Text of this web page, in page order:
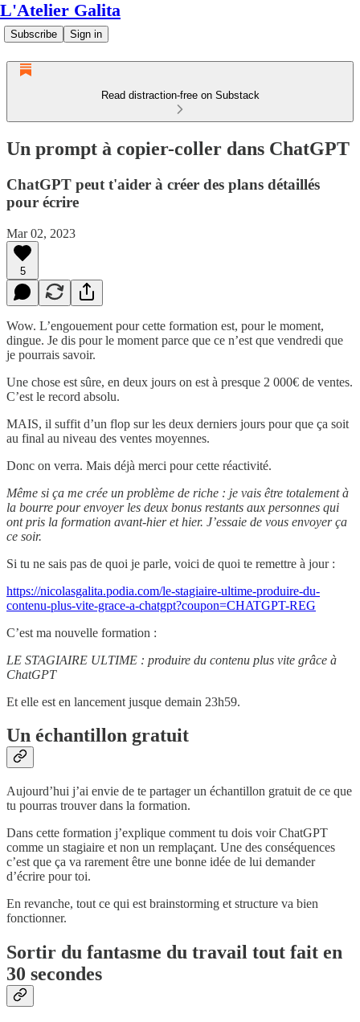
L'Atelier Galita
Subscribe Sign in
Read distraction-free on Substack
Un prompt à copier-coller dans ChatGPT
ChatGPT peut t'aider à créer des plans détaillés
pour écrire
Mar 02, 2023
5
Wow. L’engouement pour cette formation est, pour le moment,
dingue. Je dis pour le moment parce que ce n’est que vendredi que
je pourrais savoir.
Une chose est sûre, en deux jours on est à presque 2 000€ de ventes.
C’est le record absolu.
MAIS, il suffit d’un flop sur les deux derniers jours pour que ça soit
au final au niveau des ventes moyennes.
Donc on verra. Mais déjà merci pour cette réactivité.
Même si ça me crée un problème de riche : je vais être totalement à
la bourre pour envoyer les deux bonus restants aux personnes qui
ont pris la formation avant-hier et hier. J’essaie de vous envoyer ça
ce soir.
Si tu ne sais pas de quoi je parle, voici de quoi te remettre à jour :
https://nicolasgalita.podia.com/le-stagiaire-ultime-produire-du-
contenu-plus-vite-grace-a-chatgpt?coupon=CHATGPT-REG
C’est ma nouvelle formation :
LE STAGIAIRE ULTIME : produire du contenu plus vite grâce à
ChatGPT
Et elle est en lancement jusque demain 23h59.
Un échantillon gratuit
Aujourd’hui j’ai envie de te partager un échantillon gratuit de ce que
tu pourras trouver dans la formation.
Dans cette formation j’explique comment tu dois voir ChatGPT
comme un stagiaire et non un remplaçant. Une des conséquences
c’est que ça va rarement être une bonne idée de lui demander
d’écrire pour toi.
En revanche, tout ce qui est brainstorming et structure va bien
fonctionner.
Sortir du fantasme du travail tout fait en
30 secondes